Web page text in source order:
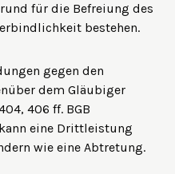
für die Befreiung des
bestehen.
gegen den
dem Gläubiger
406 ff. BGB
eine Drittleistung
wie eine Abtretung.